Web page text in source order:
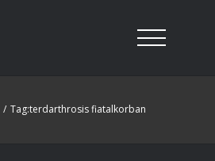
/ Tag:terdarthrosis fiatalkorban